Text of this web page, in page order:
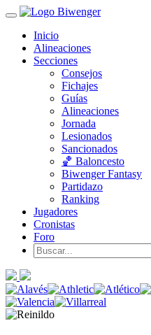
Inicio
Alineaciones
Secciones
Consejos
Fichajes
Guías
Alineaciones
Jornada
Lesionados
Sancionados
🏀 Baloncesto
Biwenger Fantasy
Partidazo
Ranking
Jugadores
Cronistas
Foro